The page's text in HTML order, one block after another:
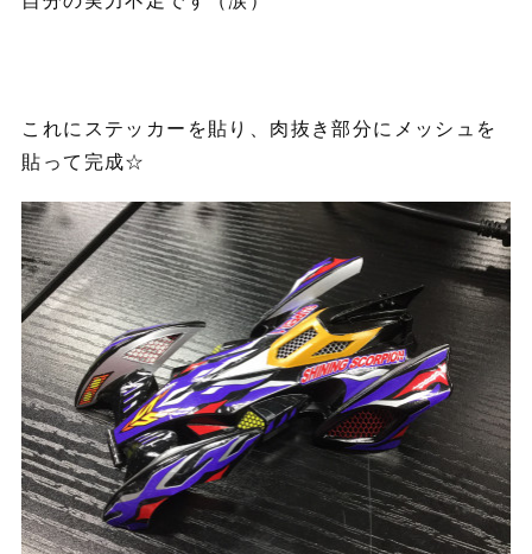
これにステッカーを貼り、肉抜き部分にメッシュを
貼って完成☆